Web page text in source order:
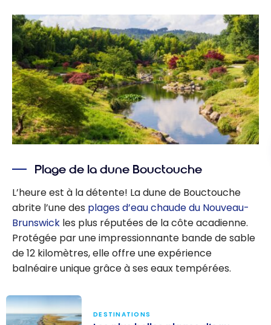
Plage de la dune Bouctouche
L’heure est à la détente! La dune de Bouctouche
abrite l’une des plages d’eau chaude du Nouveau-
Brunswick les plus réputées de la côte acadienne.
Protégée par une impressionnante bande de sable
de 12 kilomètres, elle offre une expérience
balnéaire unique grâce à ses eaux tempérées.
DESTINATIONS